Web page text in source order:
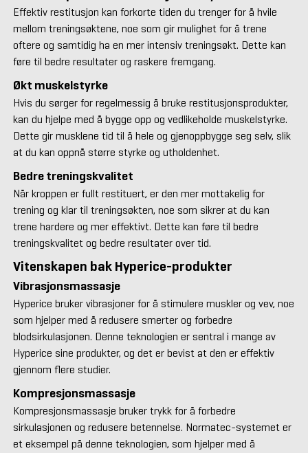
Effektiv restitusjon kan forkorte tiden du trenger for å hvile
mellom treningsøktene, noe som gir mulighet for å trene
oftere og samtidig ha en mer intensiv treningsøkt. Dette kan
føre til bedre resultater og raskere fremgang.
Økt muskelstyrke
Hvis du sørger for regelmessig å bruke restitusjonsprodukter,
kan du hjelpe med å bygge opp og vedlikeholde muskelstyrke.
Dette gir musklene tid til å hele og gjenoppbygge seg selv, slik
at du kan oppnå større styrke og utholdenhet.
Bedre treningskvalitet
Når kroppen er fullt restituert, er den mer mottakelig for
trening og klar til treningsøkten, noe som sikrer at du kan
trene hardere og mer effektivt. Dette kan føre til bedre
treningskvalitet og bedre resultater over tid.
Vitenskapen bak Hyperice-produkter
Vibrasjonsmassasje
Hyperice bruker vibrasjoner for å stimulere muskler og vev, noe
som hjelper med å redusere smerter og forbedre
blodsirkulasjonen. Denne teknologien er sentral i mange av
Hyperice sine produkter, og det er bevist at den er effektiv
gjennom flere studier.
Kompresjonsmassasje
Kompresjonsmassasje bruker trykk for å forbedre
sirkulasjonen og redusere betennelse. Normatec-systemet er
et eksempel på denne teknologien, som hjelper med å